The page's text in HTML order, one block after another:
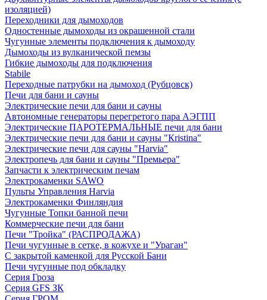
изоляцией)
Переходники для дымоходов
Одностенные дымоходы из окрашенной стали
Чугунные элементы подключения к дымоходу
Дымоходы из вулканической пемзы
Гибкие дымоходы для подключения
Stabile
Переходные патрубки на дымоход (Рубцовск)
Печи для бани и сауны
Электрические печи для бани и сауны
Автономные генераторы перегретого пара АЭГПП
Электрические ПАРОТЕРМАЛЬНЫЕ печи для бани
Электрические печи для бани и сауны "Кristina"
Электрические печи для сауны "Harvia"
Электропечь для бани и сауны "Премьера"
Запчасти к электрическим печам
Электрокаменки SAWO
Пульты Управления Harvia
Электрокаменки Финляндия
Чугунные Топки банной печи
Коммерческие печи для бани
Печи "Тройка" (РАСПРОДАЖА)
Печи чугунные в сетке, в кожухе и "Ураган"
С закрытой каменкой для Русской Бани
Печи чугунные под обкладку
Серия Гроза
Серия GFS ЗК